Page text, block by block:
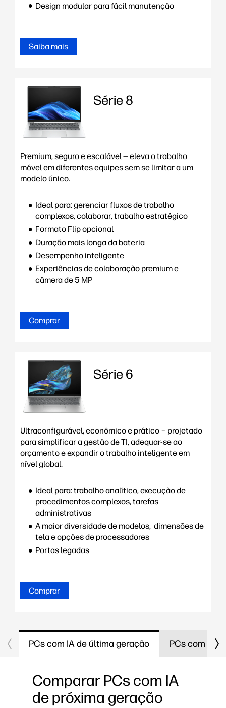
Design modular para fácil manutenção
Saiba mais
Série 8
Premium, seguro e escalável — eleva o trabalho
móvel em diferentes equipes sem se limitar a um
modelo único.
Ideal para: gerenciar fluxos de trabalho
complexos, colaborar, trabalho estratégico
Formato Flip opcional
Duração mais longa da bateria
Desempenho inteligente
Experiências de colaboração premium e
câmera de 5 MP
Comprar
Série 6
Ultraconfigurável, econômico e prático – projetado
para simplificar a gestão de TI, adequar-se ao
orçamento e expandir o trabalho inteligente em
nível global.
Ideal para: trabalho analítico, execução de
procedimentos complexos, tarefas
administrativas
A maior diversidade de modelos, dimensões de
tela e opções de processadores
Portas legadas
Comprar
PCs com IA de última geração PCs com IA
Comparar PCs com IA
de próxima geração